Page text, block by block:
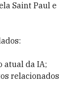
Saint Paul e
atual da IA;
relacionados